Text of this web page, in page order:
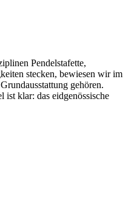
Pendelstafette,
stecken, bewiesen wir im
gehören.
ist klar: das eidgenössische